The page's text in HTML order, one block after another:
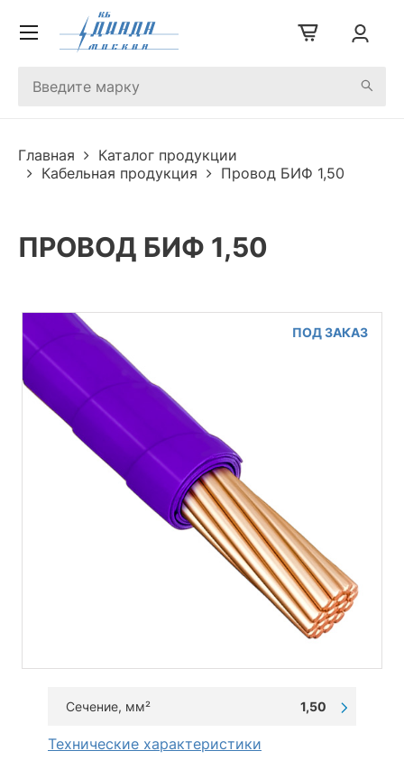
Главная
Каталог продукции
Кабельная продукция
Провод БИФ 1,50
ПРОВОД БИФ 1,50
ПОД ЗАКАЗ
Сечение, мм² 1,50
Технические характеристики